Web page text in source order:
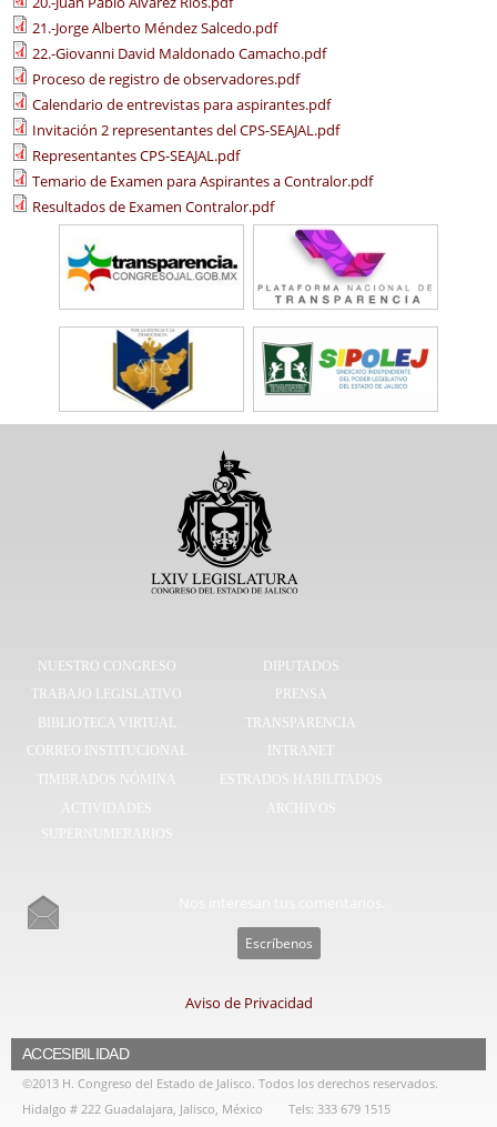
21.-Jorge Alberto Méndez Salcedo.pdf
22.-Giovanni David Maldonado Camacho.pdf
Proceso de registro de observadores.pdf
Calendario de entrevistas para aspirantes.pdf
Invitación 2 representantes del CPS-SEAJAL.pdf
Representantes CPS-SEAJAL.pdf
Temario de Examen para Aspirantes a Contralor.pdf
Resultados de Examen Contralor.pdf
NUESTRO CONGRESO
DIPUTADOS
TRABAJO LEGISLATIVO
PRENSA
BIBLIOTECA VIRTUAL
TRANSPARENCIA
CORREO INSTITUCIONAL
INTRANET
TIMBRADOS NÓMINA
ESTRADOS HABILITADOS
ACTIVIDADES
SUPERNUMERARIOS
ARCHIVOS
Escríbenos
Aviso de Privacidad
ACCESIBILIDAD
©2013 H. Congreso del Estado de Jalisco. Todos los derechos reservados.
Hidalgo # 222 Guadalajara, Jalisco, México
Tels: 333 679 1515